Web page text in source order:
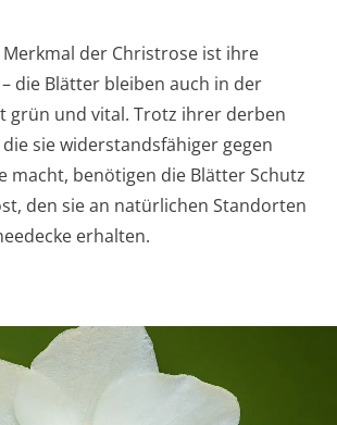
der Christrose ist ihre
die Blätter bleiben auch in der
grün und vital. Trotz ihrer derben
sie widerstandsfähiger gegen
macht, benötigen die Blätter Schutz
den sie an natürlichen Standorten
erhalten.